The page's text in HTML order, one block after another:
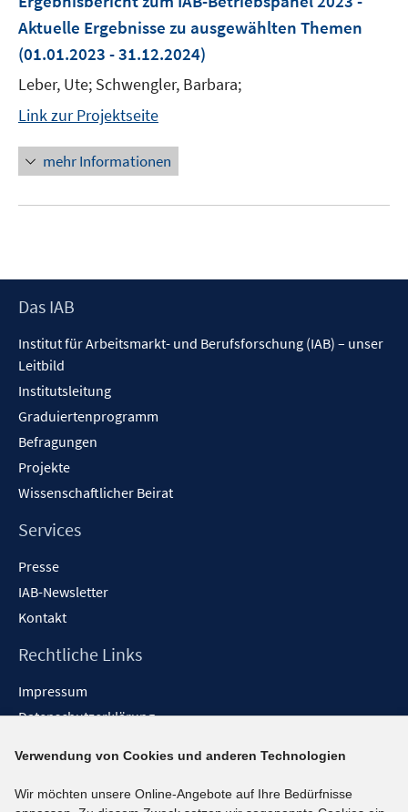
Aktuelle Ergebnisse zu ausgewählten Themen
(01.01.2023 - 31.12.2024)
Leber, Ute; Schwengler, Barbara;
Link zur Projektseite
mehr Informationen
Footer
Das IAB
Institut für Arbeitsmarkt- und Berufsforschung (IAB) – unser
Leitbild
Institutsleitung
Graduiertenprogramm
Befragungen
Projekte
Wissenschaftlicher Beirat
Services
Presse
IAB-Newsletter
Kontakt
Rechtliche Links
Impressum
Datenschutzerklärung
Barrieren melden
Social-Media-Kanäle
Verwendung von Cookies und anderen Technologien
Wir möchten unsere Online-Angebote auf Ihre Bedürfnisse